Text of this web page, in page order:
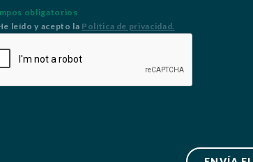
obligatorios
leído y acepto la Política de privacidad.